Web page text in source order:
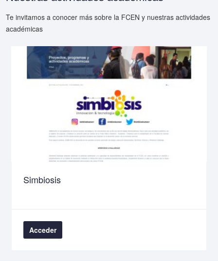
Te invitamos a conocer más sobre la FCEN y nuestras actividades
académicas
Simbiosis
Acceder